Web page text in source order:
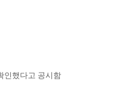
인했다고 공시함